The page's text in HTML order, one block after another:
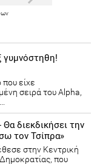
γυμνόστηθη!
είχε
σειρά του Alpha,
διεκδικήσει την
τον Τσίπρα»
στην Κεντρική
που